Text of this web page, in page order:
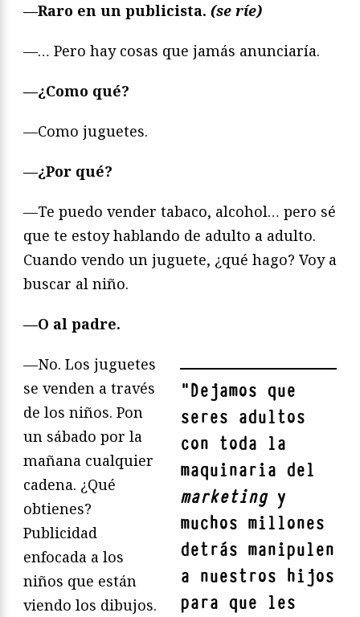
—Raro en un publicista. (se ríe)
—… Pero hay cosas que jamás anunciaría.
—¿Como qué?
—Como juguetes.
—¿Por qué?
—Te puedo vender tabaco, alcohol… pero sé
que te estoy hablando de adulto a adulto.
Cuando vendo un juguete, ¿qué hago? Voy a
buscar al niño.
—O al padre.
"Dejamos que
seres adultos
con toda la
maquinaria del
marketingy
muchos millones
detrás manipulen
a nuestros hijos
para que les
—No. Los juguetes
se venden a través
de los niños. Pon
un sábado por la
mañana cualquier
cadena. ¿Qué
obtienes?
Publicidad
enfocada a los
niños que están
viendo los dibujos.